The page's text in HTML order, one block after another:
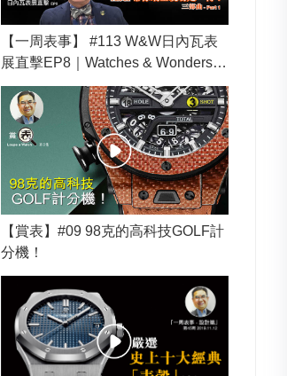
【一周表事】 #113 W&W日內瓦表
展直擊EP8｜Watches & Wonders 2
022 Abel帶你瑞士現場走一轉！
【賞表】#09 98克的高科技GOLF計
分機！